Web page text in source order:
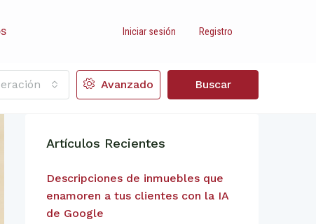
Iniciar sesión Registro
Avanzado Buscar
Artículos Recientes
Descripciones de inmuebles que
enamoren a tus clientes con la IA
de Google